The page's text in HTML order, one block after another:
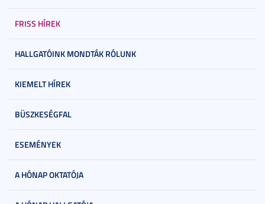
FRISS HÍREK
HALLGATÓINK MONDTÁK RÓLUNK
KIEMELT HÍREK
BÜSZKESÉGFAL
ESEMÉNYEK
A HÓNAP OKTATÓJA